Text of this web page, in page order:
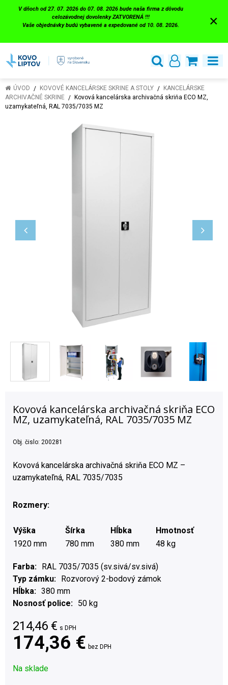
V dňoch od 27. 07. 2026 do 07. 08. 2026 bude naša firma z dôvodu
celozávodnej dovolenky ZATVORENÁ !!!
Vaše objednávky budú vybavené a expedované od 10. 08. 2026.
×
ÚVOD KOVOVÉ KANCELÁRSKE SKRINE A STOLY
KANCELÁRSKE
ARCHIVAČNÉ SKRINE
Kovová kancelárska archivačná skriňa ECO MZ,
uzamykateľná, RAL 7035/7035 MZ
Kovová kancelárska archivačná skriňa ECO
MZ, uzamykateľná, RAL 7035/7035 MZ
Obj. čislo: 200281
Kovová kancelárska archivačná skriňa ECO MZ –
uzamykateľná, RAL 7035/7035
Rozmery:
Výška Šírka Hĺbka
Hmotnosť
1920 mm
780 mm 380 mm 48 kg
Farba
RAL 7035/7035 (sv.sivá/sv.sivá)
Typ zámku
Rozvorový 2-bodový zámok
Hĺbka
380 mm
Nosnosť police
50 kg
214,46 € s DPH
174,36 € bez DPH
Na sklade